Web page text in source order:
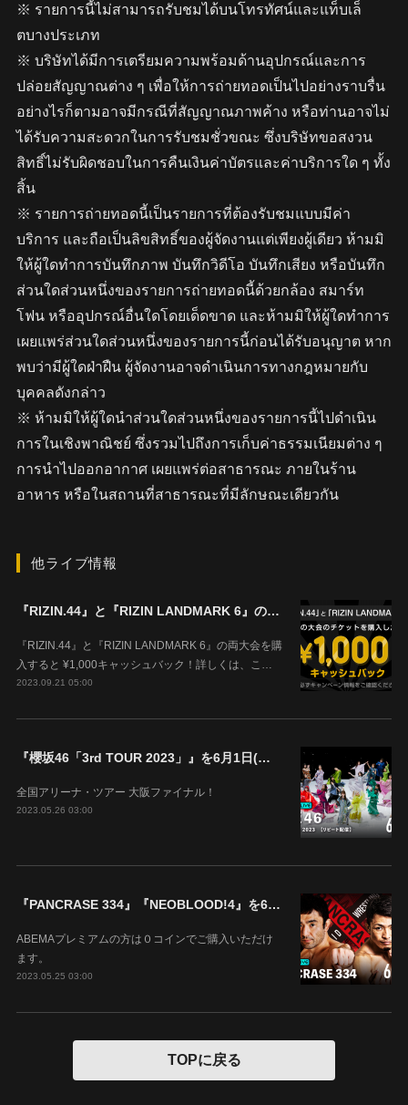
※ รายการนี้ไม่สามารถรับชมได้บนโทรทัศน์และแท็บเล็
ตบางประเภท
※ บริษัทได้มีการเตรียมความพร้อมด้านอุปกรณ์และการ
ปล่อยสัญญาณต่าง ๆ เพื่อให้การถ่ายทอดเป็นไปอย่างราบรื่น
อย่างไรก็ตามอาจมีกรณีที่สัญญาณภาพค้าง หรือท่านอาจไม่
ได้รับความสะดวกในการรับชมชั่วขณะ ซึ่งบริษัทขอสงวน
สิทธิ์ไม่รับผิดชอบในการคืนเงินค่าบัตรและค่าบริการใด ๆ ทั้ง
สิ้น
※ รายการถ่ายทอดนี้เป็นรายการที่ต้องรับชมแบบมีค่า
บริการ และถือเป็นลิขสิทธิ์ของผู้จัดงานแต่เพียงผู้เดียว ห้ามมิ
ให้ผู้ใดทำการบันทึกภาพ บันทึกวิดีโอ บันทึกเสียง หรือบันทึก
ส่วนใดส่วนหนึ่งของรายการถ่ายทอดนี้ด้วยกล้อง สมาร์ท
โฟน หรืออุปกรณ์อื่นใดโดยเด็ดขาด และห้ามมิให้ผู้ใดทำการ
เผยแพร่ส่วนใดส่วนหนึ่งของรายการนี้ก่อนได้รับอนุญาต หาก
พบว่ามีผู้ใดฝ่าฝืน ผู้จัดงานอาจดำเนินการทางกฎหมายกับ
บุคคลดังกล่าว
※ ห้ามมิให้ผู้ใดนำส่วนใดส่วนหนึ่งของรายการนี้ไปดำเนิน
การในเชิงพาณิชย์ ซึ่งรวมไปถึงการเก็บค่าธรรมเนียมต่าง ๆ
การนำไปออกอากาศ เผยแพร่ต่อสาธารณะ ภายในร้าน
อาหาร หรือในสถานที่สาธารณะที่มีลักษณะเดียวกัน
他ライブ情報
『RIZIN.44』と『RIZIN LANDMARK 6』の両大会を購入すると ¥1,000キャッシュバック！
『RIZIN.44』と『RIZIN LANDMARK 6』の両大会を購
入すると ¥1,000キャッシュバック！詳しくは、こ…
2023.09.21 05:00
『櫻坂46「3rd TOUR 2023」』を6月1日(木)18時よりABEMAで生配信決定！
全国アリーナ・ツアー 大阪ファイナル！
2023.05.26 03:00
『PANCRASE 334』『NEOBLOOD!4』を6月4日(日)14時00分よりABEMAで生中継！
ABEMAプレミアムの方は０コインでご購入いただけ
ます。
2023.05.25 03:00
TOPに戻る